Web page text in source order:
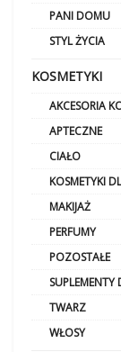
PANI DOMU
STYL ŻYCIA
KOSMETYKI
AKCESORIA
APTECZNE
CIAŁO
KOSMETYKI
MAKIJAŻ
PERFUMY
POZOSTAŁE
SUPLEMENTY
TWARZ
WŁOSY